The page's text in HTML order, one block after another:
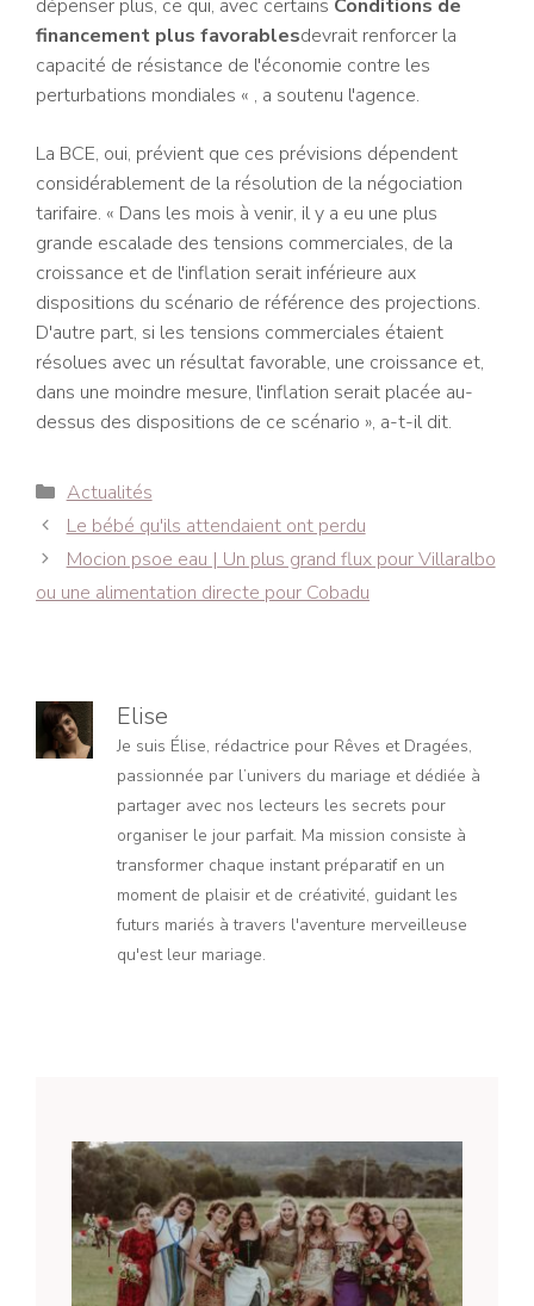
dépenser plus, ce qui, avec certains Conditions de
financement plus favorablesdevrait renforcer la
capacité de résistance de l'économie contre les
perturbations mondiales « , a soutenu l'agence.
La BCE, oui, prévient que ces prévisions dépendent
considérablement de la résolution de la négociation
tarifaire. « Dans les mois à venir, il y a eu une plus
grande escalade des tensions commerciales, de la
croissance et de l'inflation serait inférieure aux
dispositions du scénario de référence des projections.
D'autre part, si les tensions commerciales étaient
résolues avec un résultat favorable, une croissance et,
dans une moindre mesure, l'inflation serait placée au-
dessus des dispositions de ce scénario », a-t-il dit.
Catégories
Actualités
Navigation
des
Le bébé qu'ils attendaient ont perdu
Mocion psoe eau | Un plus grand flux pour Villaralbo
ou une alimentation directe pour Cobadu
Elise
Je suis Élise, rédactrice pour Rêves et Dragées,
passionnée par l’univers du mariage et dédiée à
partager avec nos lecteurs les secrets pour
organiser le jour parfait. Ma mission consiste à
transformer chaque instant préparatif en un
moment de plaisir et de créativité, guidant les
futurs mariés à travers l'aventure merveilleuse
qu'est leur mariage.